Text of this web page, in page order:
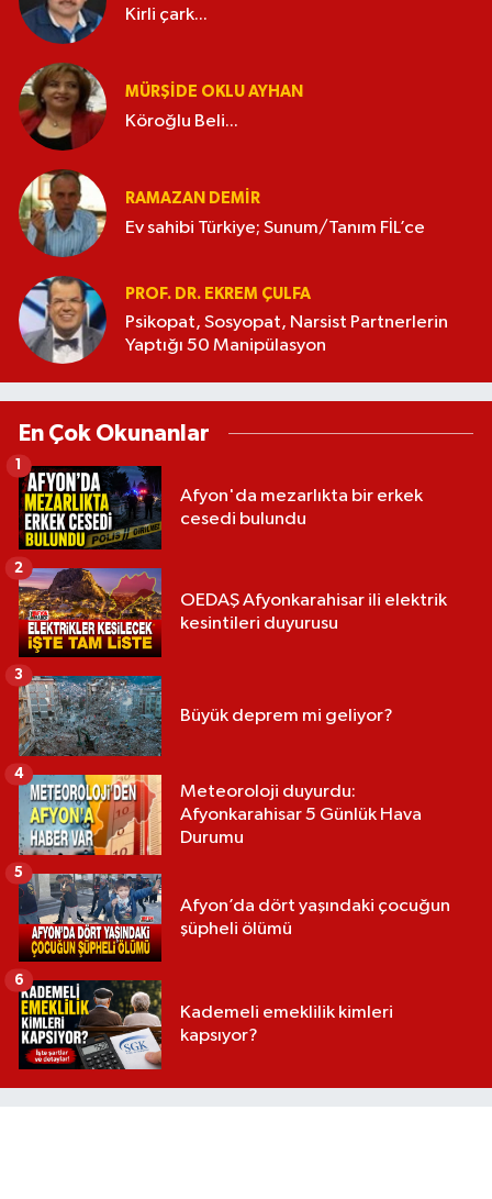
Kirli çark...
MÜRŞIDE OKLU AYHAN
Köroğlu Beli...
RAMAZAN DEMİR
Ev sahibi Türkiye; Sunum/Tanım FİL’ce
PROF. DR. EKREM ÇULFA
Psikopat, Sosyopat, Narsist Partnerlerin
Yaptığı 50 Manipülasyon
En Çok Okunanlar
Afyon'da mezarlıkta bir erkek
cesedi bulundu
1
OEDAŞ Afyonkarahisar ili elektrik
kesintileri duyurusu
2
Büyük deprem mi geliyor?
3
Meteoroloji duyurdu:
Afyonkarahisar 5 Günlük Hava
Durumu
4
Afyon’da dört yaşındaki çocuğun
şüpheli ölümü
5
Kademeli emeklilik kimleri
kapsıyor?
6